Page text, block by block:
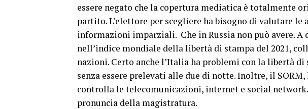
essere negato che la copertura mediatica è totalmente
partito. L’elettore per scegliere ha bisogno di valutare le
informazioni imparziali. Che in Russia non può avere. A
nell’indice mondiale della libertà di stampa del 2021,
nazioni. Certo anche l’Italia ha problemi con la libertà
senza essere prelevati alle due di notte. Inoltre, il
controlla le telecomunicazioni, internet e social
pronuncia della magistratura.